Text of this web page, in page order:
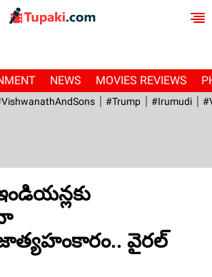
NEWS MOVIES REVIEWS
#Trump #irumudi
వైరల్